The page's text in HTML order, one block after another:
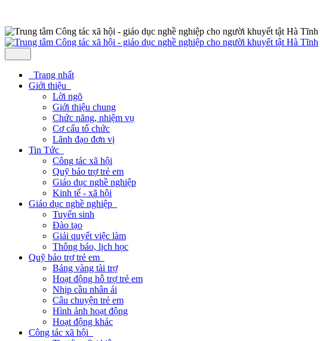
Trang nhất
Giới thiệu
Lời ngõ
Giới thiệu chung
Chức năng, nhiệm vụ
Cơ cấu tổ chức
Lãnh đạo đơn vị
Tin Tức
Công tác xã hội
Quỹ bảo trợ trẻ em
Giáo dục nghề nghiệp
Kinh tế - xã hội
Giáo dục nghề nghiệp
Tuyển sinh
Đào tạo
Giải quyết việc làm
Thông báo, lịch học
Quỹ bảo trợ trẻ em
Bảng vàng tài trợ
Hoạt động hỗ trợ trẻ em
Nhịp cầu nhân ái
Câu chuyện trẻ em
Hình ảnh hoạt động
Hoạt động khác
Công tác xã hội